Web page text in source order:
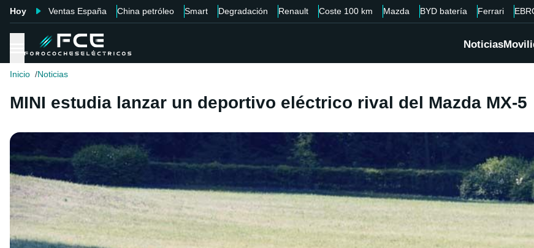
Hoy Ventas España China petróleo Smart Degradación Renault Coste 100 km Mazda BYD batería Ferrari
Noticias
Inicio Noticias
MINI estudia lanzar un deportivo eléctrico rival del Mazda MX-5